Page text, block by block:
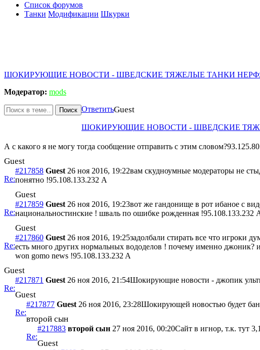
Список форумов
Танки Модификации Шкурки
ШОКИРУЮЩИЕ НОВОСТИ - ШВЕДСКИЕ ТЯЖЕЛЫЕ ТАНКИ НЕРФЯТ
Модератор: mods
Поиск ОтветитьGuest
ШОКИРУЮЩИЕ НОВОСТИ - ШВЕДСКИЕ
А с какого я не могу тогда сообщение отправить с этим словом?
Guest
Re:
#217858 Guest 26 ноя 2016, 19:22вам скудноумные модераторы не
понятно !95.108.133.232 A
Guest
Re:
#217859 Guest 26 ноя 2016, 19:23вот же гандонище в рот ибаное с
национальностинские ! шваль по ошибке рожденная !95.108.133.232
Guest
Re:
#217860 Guest 26 ноя 2016, 19:25задолбали стирать все что игроки
есть много других нормальных вододелов ! почему именно джоник?
won gomo news !95.108.133.232 A
Guest
Re:
#217871 Guest 26 ноя 2016, 21:54Шокирующие новости - джопик
Guest
Re:
#217877 Guest 26 ноя 2016, 23:28Шокирующей новостью будет
второй сын
Re:
#217883 второй сын 27 ноя 2016, 00:20Сайт в игнор, т.к. тут
Guest